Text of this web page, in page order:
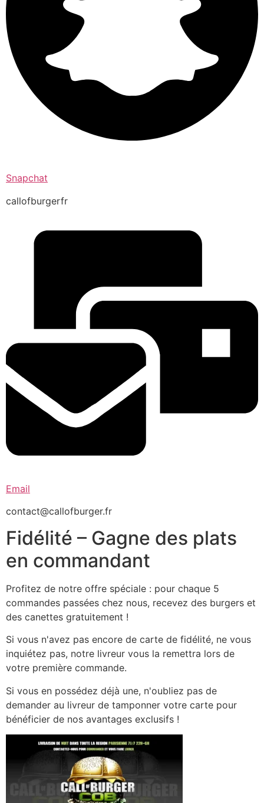
Snapchat
callofburgerfr
Email
contact@callofburger.fr
Fidélité – Gagne des plats
en commandant
Profitez de notre offre spéciale : pour chaque 5
commandes passées chez nous, recevez des burgers et
des canettes gratuitement !
Si vous n'avez pas encore de carte de fidélité, ne vous
inquiétez pas, notre livreur vous la remettra lors de
votre première commande.
Si vous en possédez déjà une, n'oubliez pas de
demander au livreur de tamponner votre carte pour
bénéficier de nos avantages exclusifs !